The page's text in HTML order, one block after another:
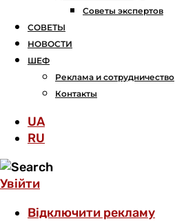
Советы экспертов
СОВЕТЫ
НОВОСТИ
ШЕФ
Реклама и сотрудничество
Контакты
UA
RU
Увійти
Відключити рекламу